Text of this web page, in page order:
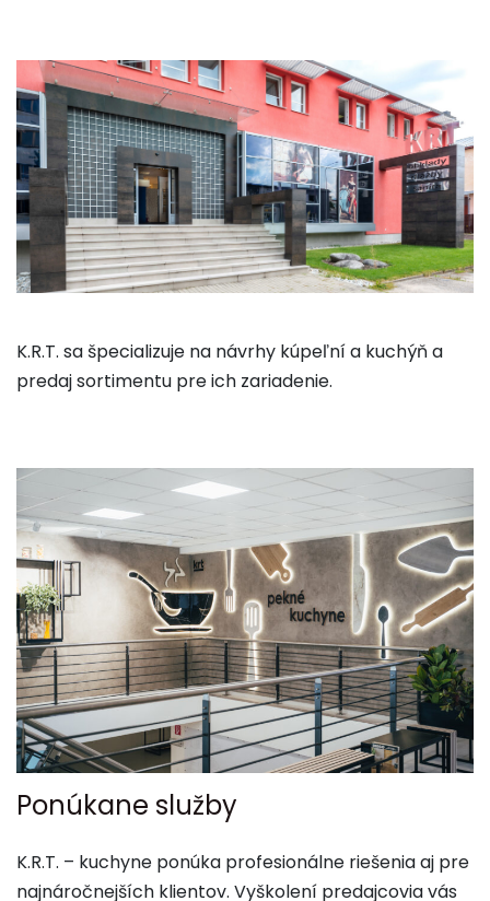
K.R.T. sa špecializuje na návrhy kúpeľní a kuchýň a
predaj sortimentu pre ich zariadenie.
Ponúkane služby
K.R.T. – kuchyne ponúka profesionálne riešenia aj pre
najnáročnejších klientov. Vyškolení predajcovia vás